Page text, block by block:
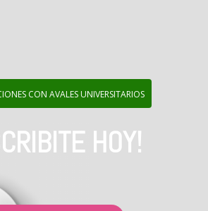
CON AVALES UNIVERSITARIOS
HOY!